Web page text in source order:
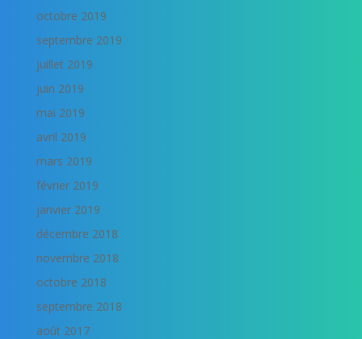
octobre 2019
septembre 2019
juillet 2019
juin 2019
mai 2019
avril 2019
mars 2019
février 2019
janvier 2019
décembre 2018
novembre 2018
octobre 2018
septembre 2018
août 2017